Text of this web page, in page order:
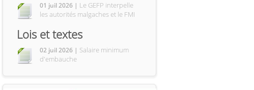
01 juil 2026 | Le GEFP interpelle
les autorités malgaches et le FMI
Lois et textes
02 juil 2026 | Salaire minimum
d'embauche